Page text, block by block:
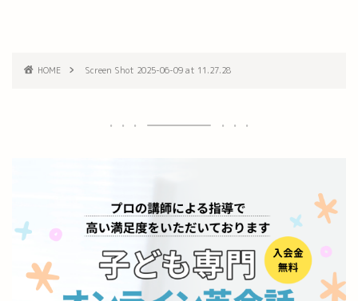
HOME Screen Shot 2025-06-09 at 11.27.28